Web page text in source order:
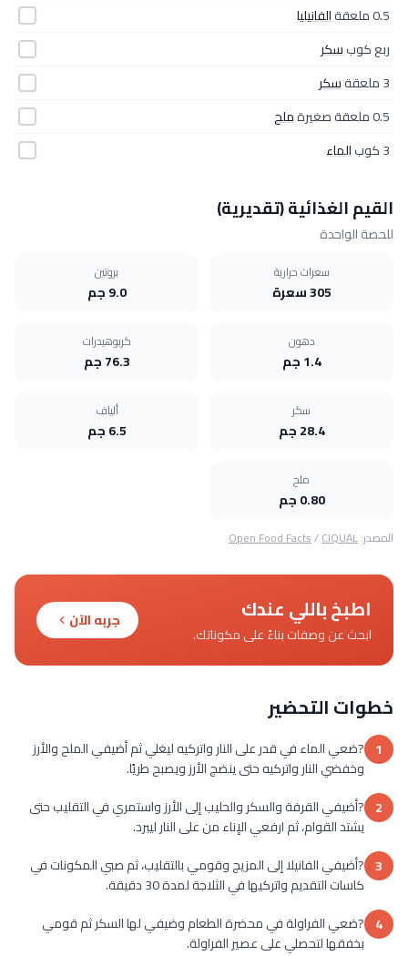
0.5 ملعقة
الفانيليا
ربع كوبسكر
3 ملعقة
سكر
0.5 ملعقة صغيرة
ملح
3 كوب
الماء
القيم الغذائية (تقديرية)
للحصة الواحدة
سعرات حرارية
305 سعرة
بروتين
9.0 جم
دهون
1.4 جم
كربوهيدرات
76.3 جم
سكر
28.4 جم
ألياف
6.5 جم
ملح
0.80 جم
المصدر: Open Food Facts/CIQUAL
اطبخ باللي عندك
ابحث عن وصفات بناءً على مكوناتك.
جربه الآن
خطوات التحضير
1 ?ضعي الماء في قدر على النار واتركيه ليغلي ثم أضيفي الملح والأرز
وخفضي النار واتركيه حتى ينضج الأرز ويصبح طريًا.
2 ?أضيفي القرفة والسكر والحليب إلى الأرز واستمري في التقليب حتى
يشتد القوام، ثم ارفعي الإناء من على النار ليبرد.
3 ?أضيفي الفانيلا إلى المزيج وقومي بالتقليب، ثم صبي المكونات في
كاسات التقديم واتركيها في الثلاجة لمدة 30 دقيقة.
4 ?ضعي الفراولة في محضرة الطعام وضيفي لها السكر ثم قومي
بخفقها لتحصلي على عصير الفراولة.